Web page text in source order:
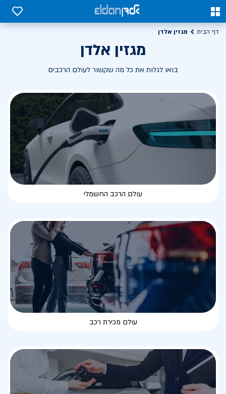
0
0
דף הבית מגזין אלדן
מגזין אלדן
בואו לגלות את כל מה שקשור לעולם הרכבים
עולם הרכב החשמלי
עולם מכירת רכב